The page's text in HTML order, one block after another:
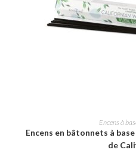
AJOUTER
Encens à
Encens en bâtonnets à
de